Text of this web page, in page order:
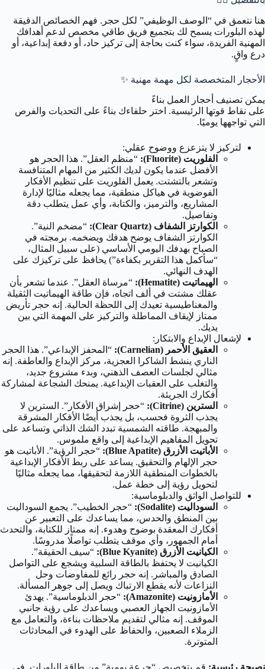
هنا نتعمق في “الوصف الوظيفي” لكل حجر. فهم الخصائص الدقيقة
لهذه البلورات يسمح لك بتجميع فريق طاقي مخصص لدعم أهدافك
المهنية الفريدة، سواء كنت بحاجة إلى تركيز حاد، أو دفعة إبداعية، أو
درع واقٍ.
الأحجار المتخصصة لكل مهمة مهنية ✨
يمكن تصنيف أحجار العمل بناءً
على نقاط قوتها الرئيسية. اختر حلفاءك بناءً على التحديات والفرص
التي تواجهها يوميًا.
لتركيز لا يتزعزع ووضوح عقلي:
الفلوريت (Fluorite):
“منظم العقل”. هذا الحجر هو
الأفضل عندما يكون لديك الكثير من المهام المتنافسة
وتشعر بالتشتت. يعمل الفلوريت على تنظيم الأفكار
الفوضوية في هياكل منطقية، مما يجعله مثاليًا لإدارة
المشاريع، والترميز، والكتابة، وأي عمل يتطلب دقة
وتفاصيل.
الكوارتز الشفاف (Clear Quartz):
“مضخم النية”.
الكوارتز الشفاف يوضح هدفك ويضخمه. برمجته في
الصباح بهدفك اليومي الأساسي (على سبيل المثال،
“سأكمل هذا التقرير بكفاءة”) يحافظ على تركيزك على
الهدف النهائي.
الهيماتيت (Hematite):
“مرساة العقل”. عندما تشعر بأن
عقلك مشتت في ألف اتجاه، فإن طاقة الهيماتيت الثقيلة
والمغناطيسية تعيدك إلى اللحظة الحالية. إنه حجر تأريض
ممتاز لإيقاف المماطلة والتركيز على المهمة التي بين
يديك.
لإشعال الإبداع والابتكار:
العقيق الأحمر (Carnelian):
“المحفز الإبداعي”. هذا الحجر
الناري ينشط الشاكرا العجزية، مركز الإبداع والعاطفة. إنه
مثالي لجلسات العصف الذهني، وبدء مشروع جديد،
والتغلب على العقبات الإبداعية. يمنحك الشجاعة لمشاركة
أفكارك الجريئة.
السترين (Citrine):
“حجر إشراق الأفكار”. السترين لا
يجذب الثروة فحسب، بل يجذب أيضًا الأفكار المشرقة
والمبهجة. طاقته الشمسية تبدد الشك الذاتي وتساعد على
تحويل المفاهيم الإبداعية إلى واقع ملموس.
الأباتيت الأزرق (Blue Apatite):
“حجر الرؤية”. الأباتيت هو
حجر الإلهام والتحقيق. يساعد على ربط الأفكار الإبداعية
بالخطوات المنطقية اللازمة لتحقيقها، مما يجعله مثاليًا
لتحويل رؤية إلى خطة عمل.
للتواصل الواثق والدبلوماسية:
السوداليت (Sodalite):
“حجر الخطيب”. يجمع السوداليت
بين المنطق والحدس، مما يساعدك على التعبير عن
أفكارك المعقدة بوضوح وهدوء. إنه ممتاز للكتابة، والتحدث
أمام الجمهور، وأي موقف يتطلب تواصلًا مدروسًا.
الكيانيت الأزرق (Blue Kyanite):
“سيف الحقيقة”.
الكيانيت لا يحتفظ بالطاقة السلبية ويشجع على التواصل
الصادق والمباشر. إنه حجر رائع للمفاوضات وحل
النزاعات لأنه يقطع الارتباك ويصل إلى جوهر المسألة.
الأمازونيت (Amazonite):
“حجر الدبلوماسية”. يهدئ
الأمازونيت الجهاز العصبي ويساعدك على رؤية جانبي
الموقف. إنه مثالي لتقديم ملاحظات بناءة، والتعامل مع
الزملاء الصعبين، والحفاظ على الهدوء في المحادثات
المتوترة.
نصيحة رئيسية: قم بتخصيص “جرعة يومية” من طاقة البلورات. في